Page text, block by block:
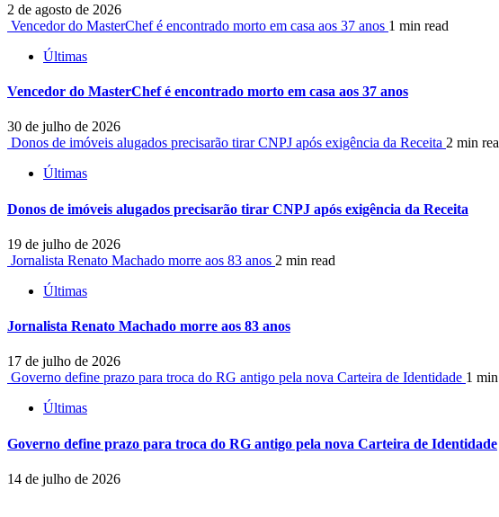
2 de agosto de 2026
Vencedor do MasterChef é encontrado morto em casa aos 37 anos 1 min read
Últimas
Vencedor do MasterChef é encontrado morto em casa aos 37 anos
30 de julho de 2026
Donos de imóveis alugados precisarão tirar CNPJ após exigência da Receita 2 min
Últimas
Donos de imóveis alugados precisarão tirar CNPJ após exigência da Receita
19 de julho de 2026
Jornalista Renato Machado morre aos 83 anos 2 min read
Últimas
Jornalista Renato Machado morre aos 83 anos
17 de julho de 2026
Governo define prazo para troca do RG antigo pela nova Carteira de Identidade 1
Últimas
Governo define prazo para troca do RG antigo pela nova Carteira de Identidade
14 de julho de 2026